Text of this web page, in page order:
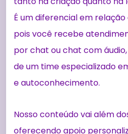
É um diferencial em
pois você recebe
por chat ou chat com
de um time especializado
e autoconhecimento.
Nosso conteúdo vai além
oferecendo apoio